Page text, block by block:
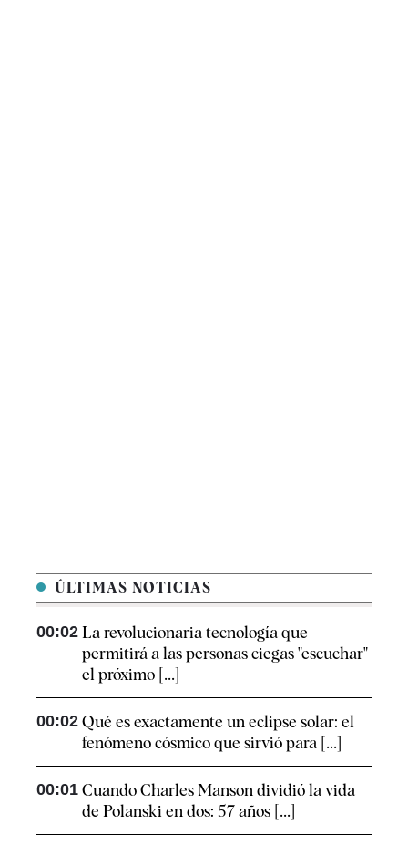
ÚLTIMAS NOTICIAS
00:02 La revolucionaria tecnología que
permitirá a las personas ciegas "escuchar"
el próximo [...]
00:02 Qué es exactamente un eclipse solar: el
fenómeno cósmico que sirvió para [...]
00:01 Cuando Charles Manson dividió la vida
de Polanski en dos: 57 años [...]